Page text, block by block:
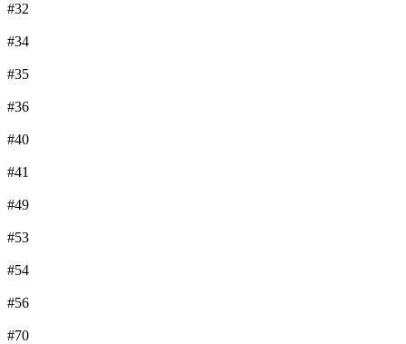
#32
#34
#35
#36
#40
#41
#49
#53
#54
#56
#70